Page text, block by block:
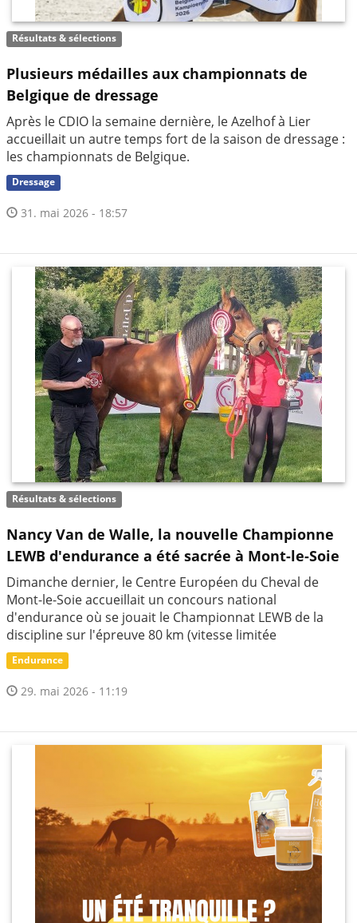
Résultats & sélections
Plusieurs médailles aux championnats de
Belgique de dressage
Après le CDIO la semaine dernière, le Azelhof à Lier
accueillait un autre temps fort de la saison de dressage :
les championnats de Belgique.
Dressage
31. mai 2026 - 18:57
Résultats & sélections
Nancy Van de Walle, la nouvelle Championne
LEWB d'endurance a été sacrée à Mont-le-Soie
Dimanche dernier, le Centre Européen du Cheval de
Mont-le-Soie accueillait un concours national
d'endurance où se jouait le Championnat LEWB de la
discipline sur l'épreuve 80 km (vitesse limitée
Endurance
29. mai 2026 - 11:19